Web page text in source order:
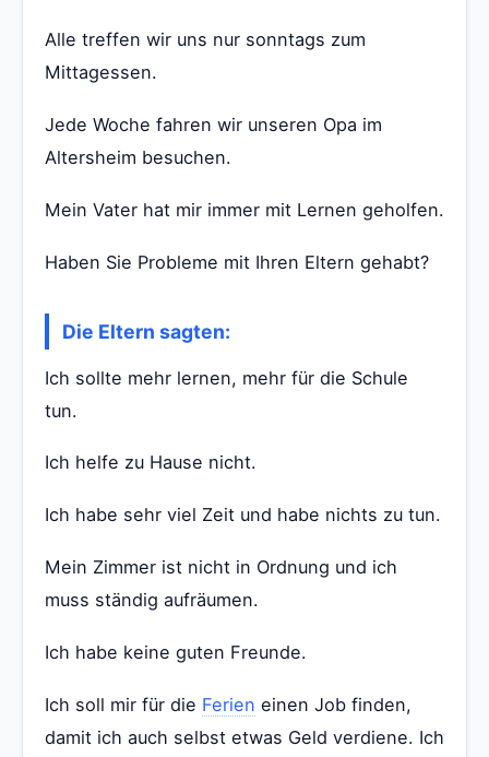
Alle treffen wir uns nur sonntags zum
Mittagessen.
Jede Woche fahren wir unseren Opa im
Altersheim besuchen.
Mein Vater hat mir immer mit Lernen geholfen.
Haben Sie Probleme mit Ihren Eltern gehabt?
Die Eltern sagten:
Ich sollte mehr lernen, mehr für die Schule
tun.
Ich helfe zu Hause nicht.
Ich habe sehr viel Zeit und habe nichts zu tun.
Mein Zimmer ist nicht in Ordnung und ich
muss ständig aufräumen.
Ich habe keine guten Freunde.
Ich soll mir für die Ferien einen Job finden,
damit ich auch selbst etwas Geld verdiene. Ich